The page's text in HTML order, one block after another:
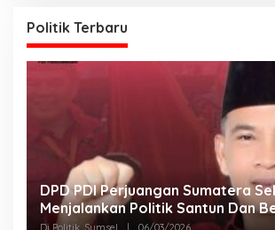
Politik Terbaru
DPD PDI Perjuangan Sumatera
Menjalankan Politik Santun Dan